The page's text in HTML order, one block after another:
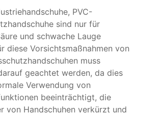
PVC-
sind nur für
und schwache Lauge
diese Vorsichtsmaßnahmen von
muss
geachtet werden, da dies
Verwendung von
beeinträchtigt, die
von Handschuhen verkürzt und